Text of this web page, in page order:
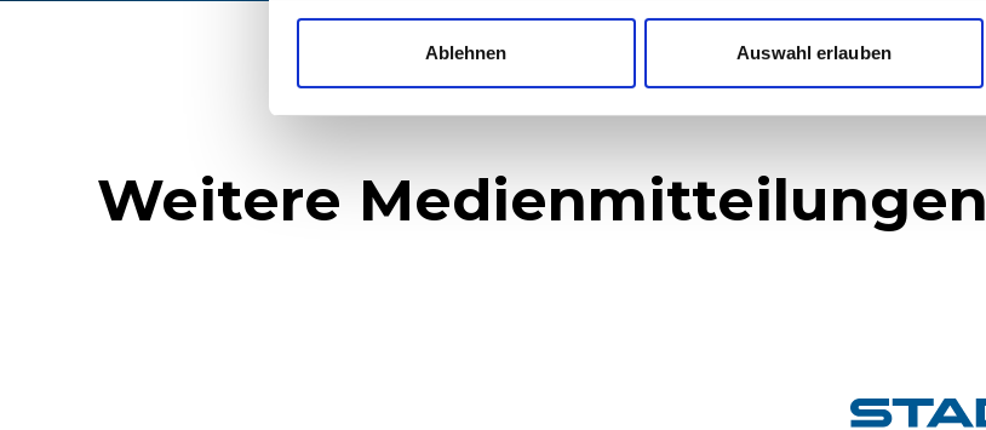
Ablehnen Auswahl erlauben
Weitere Medienmitteilungen